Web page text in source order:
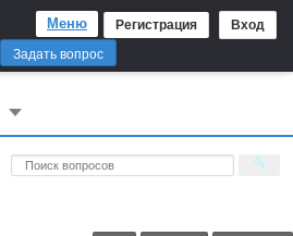
Регистрация Вход
Меню
Задать вопрос